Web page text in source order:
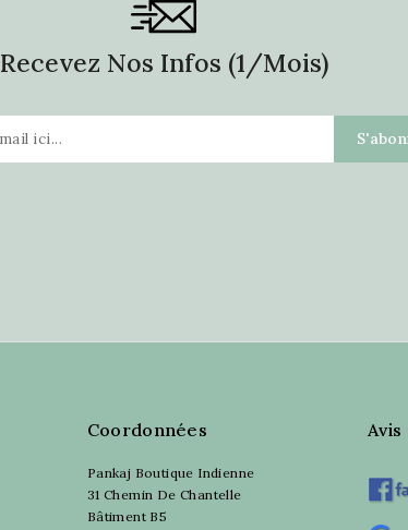
Recevez Nos Infos (1/mois)
Coordonnées
Pankaj Boutique Indienne
31 Chemin De Chantelle
Bâtiment B5
Avis